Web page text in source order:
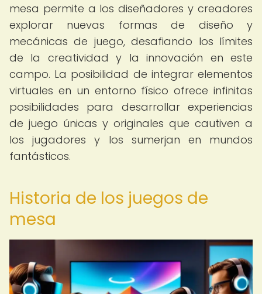
mesa permite a los diseñadores y creadores
explorar nuevas formas de diseño y
mecánicas de juego, desafiando los límites
de la creatividad y la innovación en este
campo. La posibilidad de integrar elementos
virtuales en un entorno físico ofrece infinitas
posibilidades para desarrollar experiencias
de juego únicas y originales que cautiven a
los jugadores y los sumerjan en mundos
fantásticos.
Historia de los juegos de
mesa